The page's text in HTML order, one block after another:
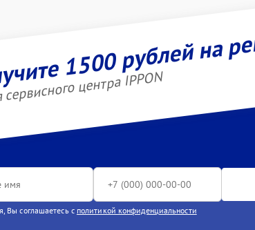
1500 рублей на
центра IPPON
Вы соглашаетесь с политикой конфиденциальности